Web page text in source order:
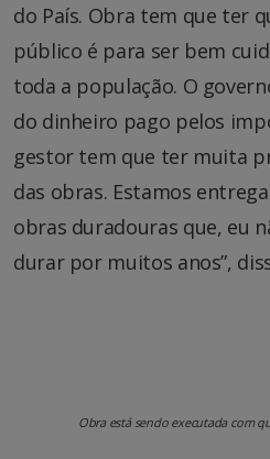
do País. Obra tem que ter
público é para ser bem
toda a população. O
do dinheiro pago pelos
gestor tem que ter muita
das obras. Estamos
obras duradouras que, eu
durar por muitos anos”,
Obra está sendo executada com